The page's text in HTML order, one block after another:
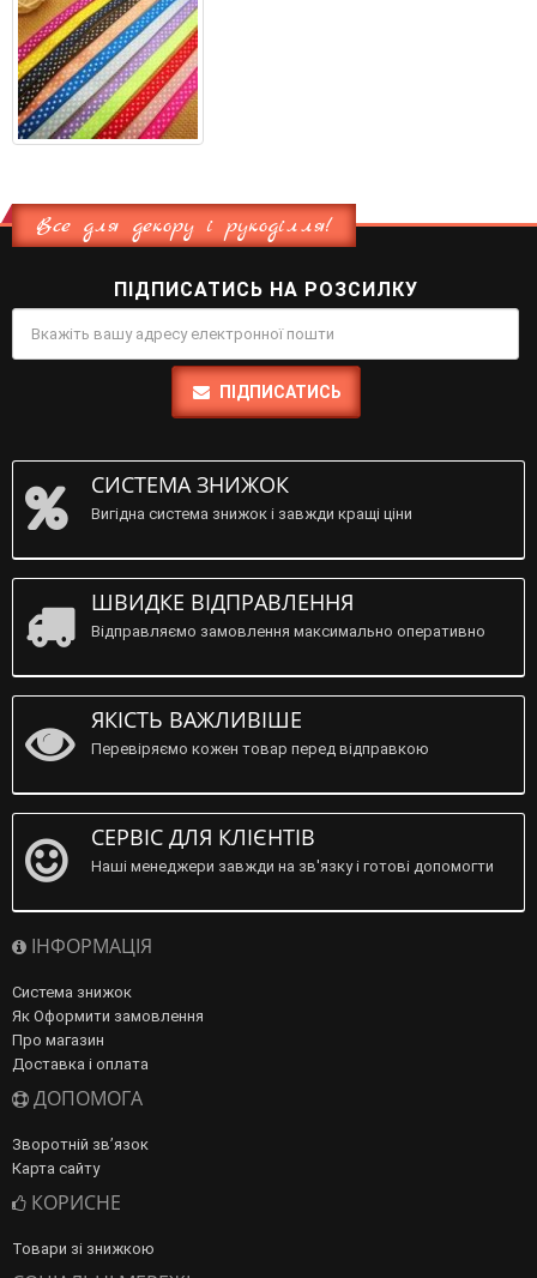
Все для декору і рукоділля!
ПІДПИСАТИСЬ НА РОЗСИЛКУ
ПІДПИСАТИСЬ
СИСТЕМА ЗНИЖОК
Вигідна система знижок і завжди кращі ціни
ШВИДКЕ ВІДПРАВЛЕННЯ
Відправляємо замовлення максимально оперативно
ЯКІСТЬ ВАЖЛИВІШЕ
Перевіряємо кожен товар перед відправкою
СЕРВІС ДЛЯ КЛІЄНТІВ
Наші менеджери завжди на зв'язку і готові допомогти
ІНФОРМАЦІЯ
Система знижок
Як Оформити замовлення
Про магазин
Доставка і оплата
ДОПОМОГА
Зворотній зв’язок
Карта сайту
КОРИСНЕ
Товари зі знижкою